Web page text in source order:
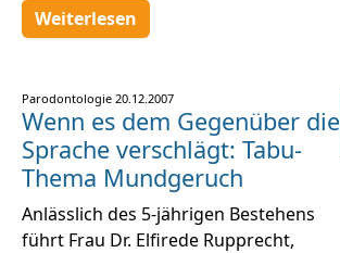
Weiterlesen
Parodontologie 20.12.2007
Wenn es dem Gegenüber die
Sprache verschlägt: Tabu-
Thema Mundgeruch
Anlässlich des 5-jährigen Bestehens
führt Frau Dr. Elfirede Rupprecht,